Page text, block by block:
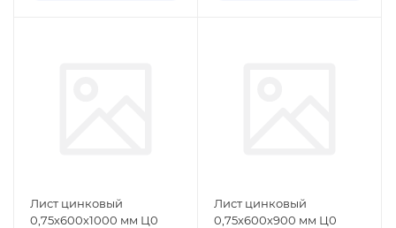
Лист цинковый
0,75х600х1000 мм Ц0
Лист цинковый
0,75х600х900 мм Ц0